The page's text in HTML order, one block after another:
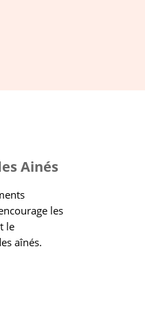
Ainés
les
le
aînés.